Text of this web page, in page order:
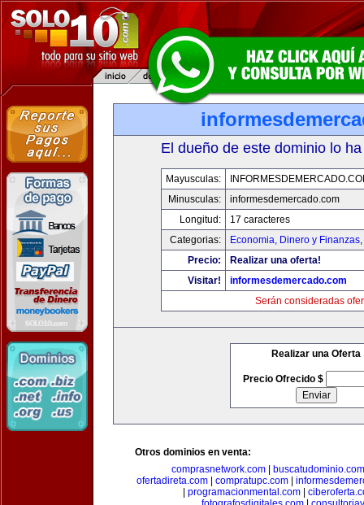
El dueño de este dominio lo
Mayusculas:
Minusculas:
informesdemercado.com
Longitud:
17 caracteres
Categorias:
Economia, Dinero y Finanzas,
Precio:
Realizar una oferta!
Visitar!
informesdemercado.com
Serán consideradas
Realizar una Oferta
Precio Ofrecido $
Otros dominios en venta:
comprasnetwork.com
buscatudominio.com
ofertadireta.com| compratupc.com|
programacionmental.com|